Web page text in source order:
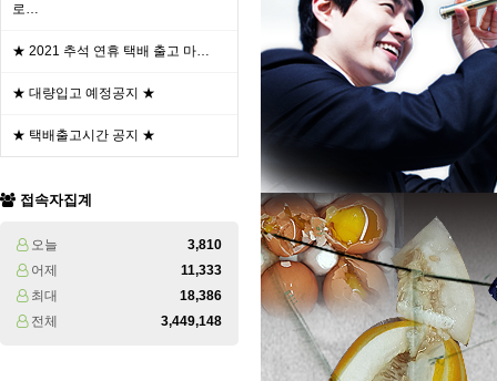
로…
★ 2021 추석 연휴 택배 출고 마…
★ 대량입고 예정공지 ★
★ 택배출고시간 공지 ★
접속자집계
오늘
3,810
어제
11,333
최대
18,386
전체
3,449,148